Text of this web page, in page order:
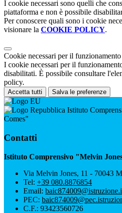
I cookie necessari sono quelli che
piattaforma e non è possibile
Per conoscere quali sono i cookie
visionare la COOKIE POLICY.
Cookie necessari per il funzionamento
I cookie necessari per il
disabilitati. È possibile consultare
policy.
Accetta tutti Salva le preferenze
Istituto
Comes"
Contatti
Istituto Comprensivo "Melvin
Via Melvin Jones, 11 - 70043
Tel: +39 080.8876854
Email:
PEC:
C.F.: 93423560726